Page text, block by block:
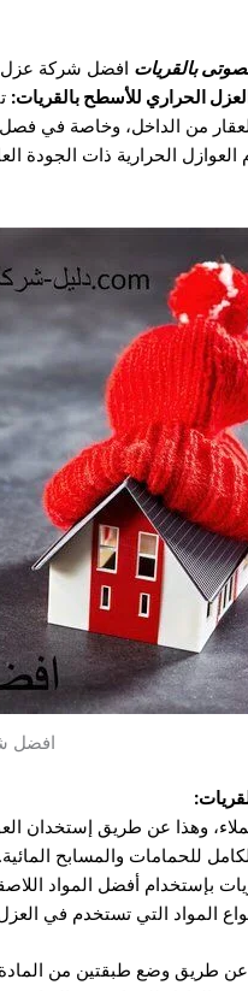
بالقريات افضل شركة
الحراري للأسطح بالقريات:
من الداخل، وخاصة في
الحرارية ذات الجودة
افضل
وهذا عن طريق إستخدان
للحمامات والمسابح المائية.
بإستخدام أفضل المواد
المواد التي تستخدم في
طريق وضع طبقتين من